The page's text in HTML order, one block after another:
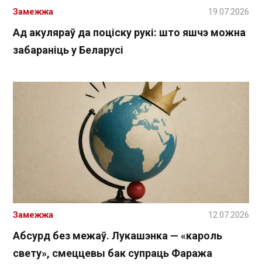
Ад акуляраў да поціску рукі: што яшчэ можна
забараніць у Беларусі
Замежжа 19.07.2026
Абсурд без межаў. Лукашэнка — «кароль
свету», смеццевы бак супраць Фаража
Замежжа 12.07.2026